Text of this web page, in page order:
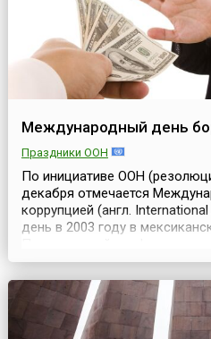
Международный день
Праздники ООН
По инициативе ООН
декабря отмечается
коррупцией (англ.
день в 2003 году в
открыта для подписания
коррупции. Она вступила в
года.Документ обязывает